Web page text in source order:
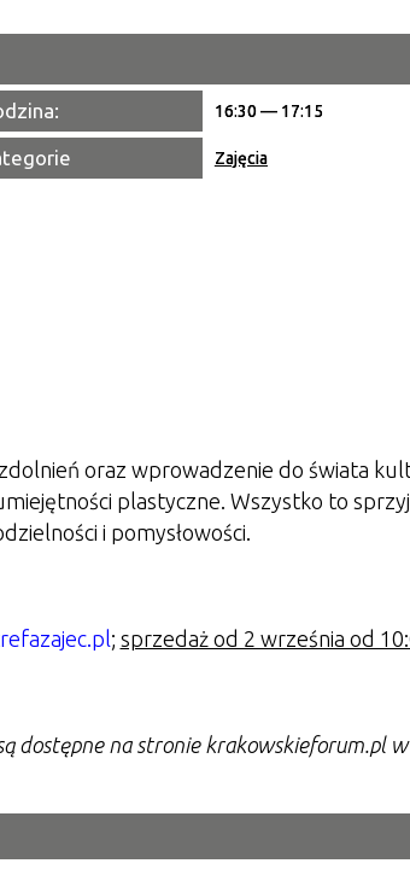
16:30 — 17:15
Zajęcia
oraz wprowadzenie do świata
plastyczne. Wszystko to
i pomysłowości.
; sprzedaż od 2 września od
dostępne na stronie krakowskieforum.pl w